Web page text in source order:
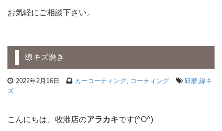
お気軽にご相談下さい。
線キズ磨き
2022年2月16日 カーコーティング コーティング 研磨 線キ
ズ
こんにちは、牧港店のアラカキです(^O^)